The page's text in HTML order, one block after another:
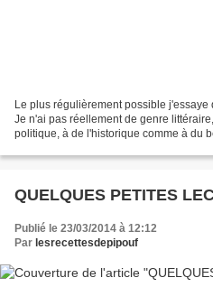
Le plus régulièrement possible j'essaye
Je n'ai pas réellement de genre
politique, à de l'historique comme à du
QUELQUES PETITES
Publié le 23/03/2014 à 12:12
Par lesrecettesdepipouf